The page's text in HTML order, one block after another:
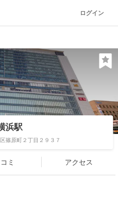
ログイン
浜駅
篠原町２丁目２９３７
ミ アクセス